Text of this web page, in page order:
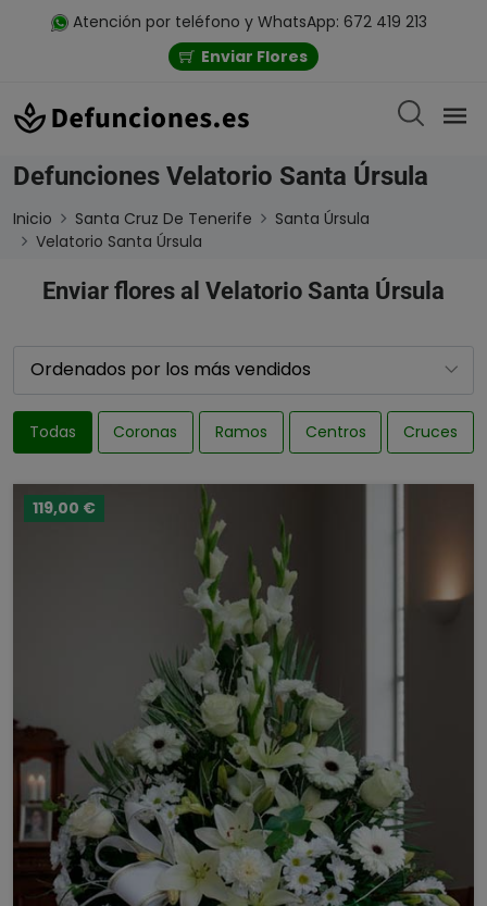
Atención por teléfono y WhatsApp: 672 419 213
Enviar Flores
Defunciones Velatorio Santa Úrsula
Inicio Santa Cruz De Tenerife
Santa Úrsula
Velatorio Santa Úrsula
Enviar flores al Velatorio Santa Úrsula
Todas Coronas Ramos Centros Cruces
119,00 €